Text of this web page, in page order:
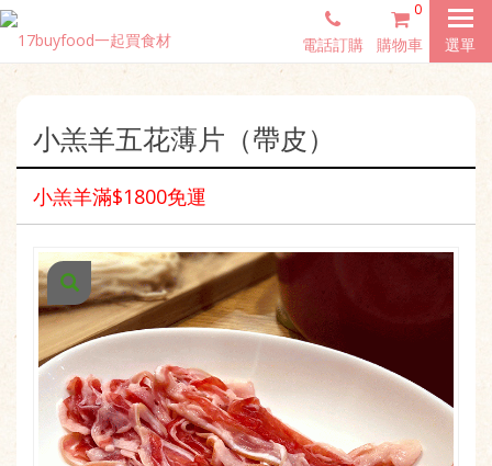
選單
電話訂購
0
購物車
小羔羊五花薄片（帶皮）
小羔羊滿$1800免運